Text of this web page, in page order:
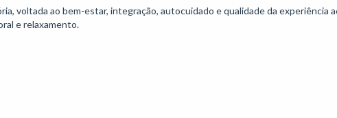
voltada ao bem-estar, integração, autocuidado e qualidade da experiência
e relaxamento.